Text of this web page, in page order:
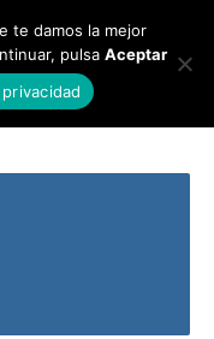
te damos la mejor
pulsa Aceptar